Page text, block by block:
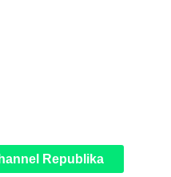
Republika